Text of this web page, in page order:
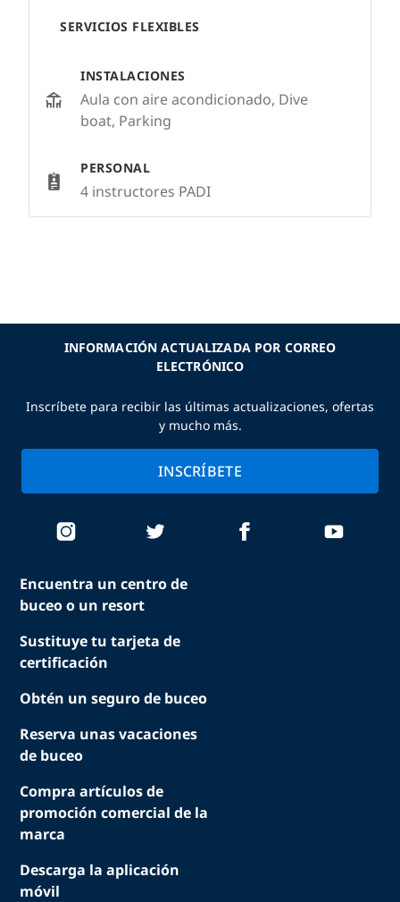
SERVICIOS FLEXIBLES
INSTALACIONES
Aula con aire acondicionado, Dive
boat, Parking
PERSONAL
4 instructores PADI
Encuentra un centro de
buceo o un resort
Sustituye tu tarjeta de
certificación
Obtén un seguro de buceo
Reserva unas vacaciones
de buceo
Compra artículos de
promoción comercial de la
marca
Descarga la aplicación
móvil
INFORMACIÓN ACTUALIZADA POR CORREO
ELECTRÓNICO
Inscríbete para recibir las últimas actualizaciones, ofertas
y mucho más.
INSCRÍBETE